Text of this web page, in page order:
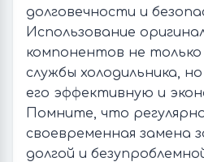
долговечности и
Использование
компонентов не только
службы холодильника,
его эффективную и
Помните, что
своевременная замена
долгой и